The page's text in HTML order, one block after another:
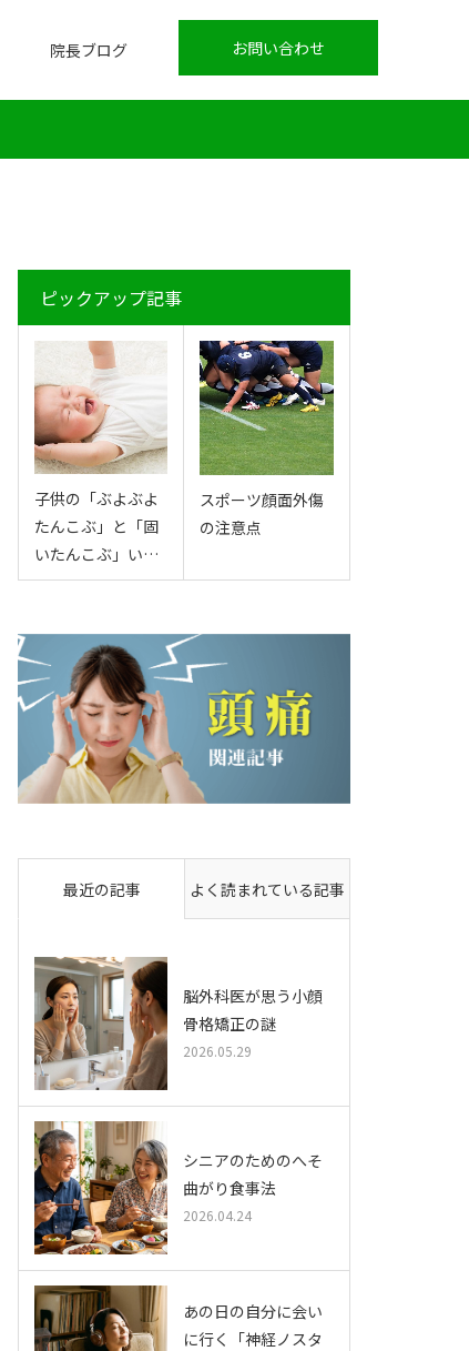
お問い合わせ
院長ブログ
ピックアップ記事
子供の「ぶよぶよ
たんこぶ」と「固
いたんこぶ」い…
スポーツ顔面外傷
の注意点
最近の記事 よく読まれている記事
脳外科医が思う小顔
骨格矯正の謎
2026.05.29
シニアのためのへそ
曲がり食事法
2026.04.24
あの日の自分に会い
に行く「神経ノスタ